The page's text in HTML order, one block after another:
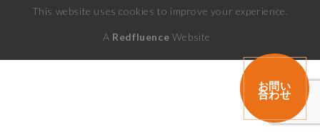
お問い
合わせ
This website uses cookies to improve your experience.
A Redfluence Website